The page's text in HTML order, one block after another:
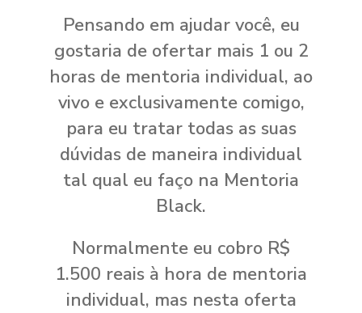
Pensando em ajudar você, eu
gostaria de ofertar mais 1 ou 2
horas de mentoria individual, ao
vivo e exclusivamente comigo,
para eu tratar todas as suas
dúvidas de maneira individual
tal qual eu faço na Mentoria
Black.
Normalmente eu cobro R$
1.500 reais à hora de mentoria
individual, mas nesta oferta